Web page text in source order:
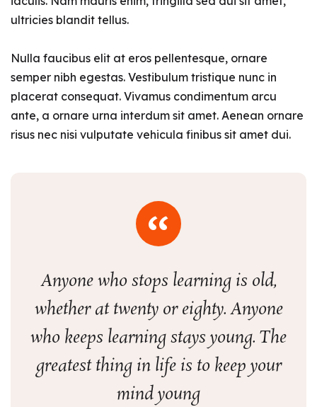
ultricies blandit tellus.
Nulla faucibus elit at eros pellentesque, ornare
semper nibh egestas. Vestibulum tristique nunc in
placerat consequat. Vivamus condimentum arcu
ante, a ornare urna interdum sit amet. Aenean ornare
risus nec nisi vulputate vehicula finibus sit amet dui.
Anyone who stops learning is old,
whether at twenty or eighty. Anyone
who keeps learning stays young. The
greatest thing in life is to keep your
mind young